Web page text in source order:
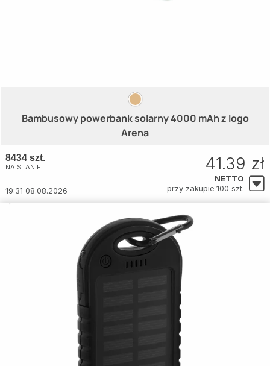
Bambusowy powerbank solarny 4000 mAh z logo
Arena
8434 szt.
NA STANIE
19:31 08.08.2026
41.39 zł
NETTO
przy zakupie 100 szt.